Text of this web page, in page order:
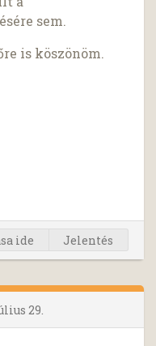
sem.
is köszönöm.
ide Jelentés
29.